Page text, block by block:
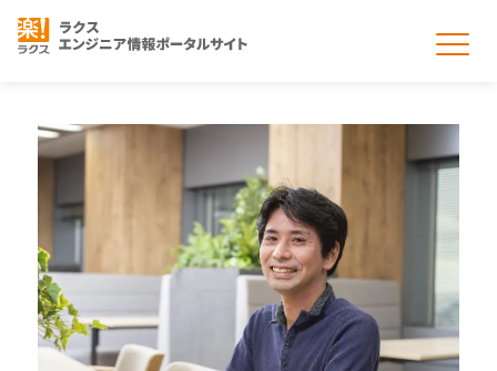
開発本部の取り組み
募集情報
大阪拠点のご紹介